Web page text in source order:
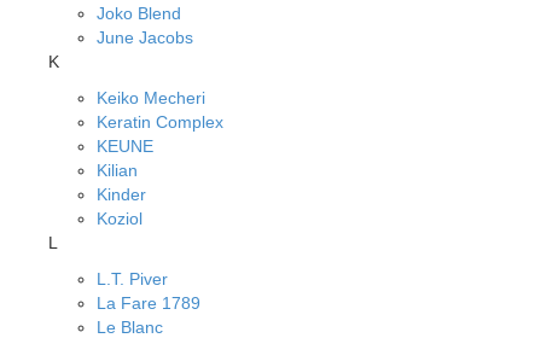
Joko Blend
June Jacobs
K
Keiko Mecheri
Keratin Complex
KEUNE
Kilian
Kinder
Koziol
L
L.T. Piver
La Fare 1789
Le Blanc